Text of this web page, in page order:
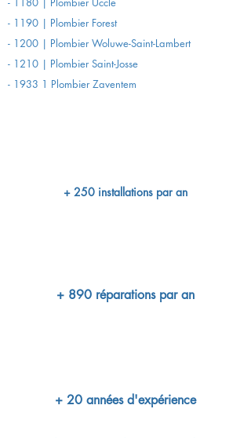
- 1190 | Plombier Forest
- 1200 | Plombier Woluwe-Saint-Lambert
- 1210 | Plombier Saint-Josse
- 1933 1 Plombier Zaventem
+ 250 installations par an
+ 890 réparations par an
+ 20 années d'expérience